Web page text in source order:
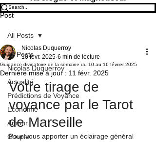
Post
All Posts
Nicolas Duquerroy
Actualité
Prédictions de Voyance
Economie
Amour
Couple
All Posts
Guidance divinatoire de la semaine du 10 au 16 février 2025
Nicolas Duquerroy
10 févr. 2025 6 min de lecture
Dernière mise à jour : 11 févr. 2025
Votre tirage de
voyance par le Tarot
de Marseille
Pour vous apporter un éclairage général